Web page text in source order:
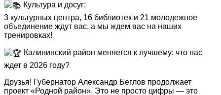
Детский фитнес с элементами гимнастики
тренировка
Зумба-фитнес
Культура и досуг:
3 культурных центра, 16 библиотек и 21 молодежное
объединение ждут вас, а мы ждем вас на наших
тренировках!
Калининский район меняется к лучшему: что нас
ждет в 2026 году?
Друзья! Губернатор Александр Беглов продолжает
проект «Родной район». Это не просто цифры — это